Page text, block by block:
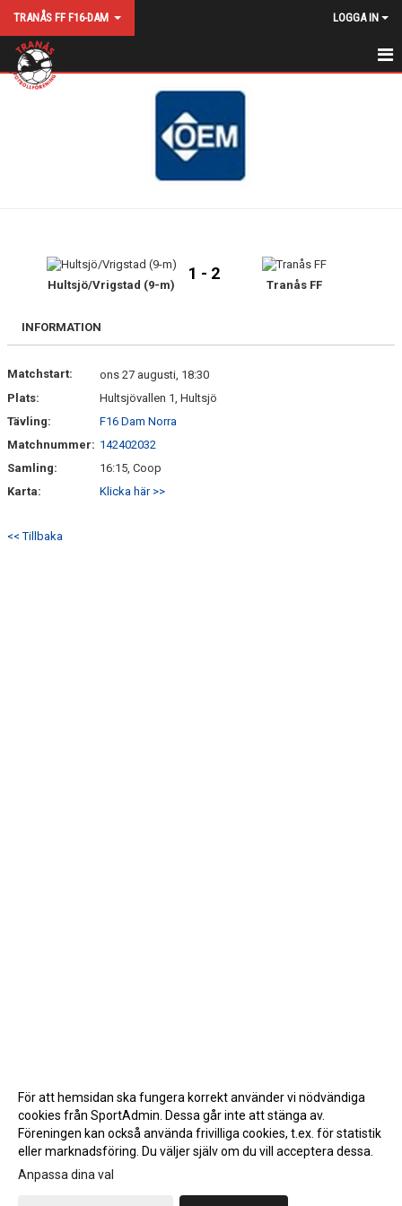
TRANÅS FF F16-DAM LOGGA IN
HEM
BILDGALLERI
DOKUMENT
Hultsjö/Vrigstad (9-m)
1 - 2
Tranås FF
INFORMATION
Matchstart:
ons 27 augusti, 18:30
Plats:
Hultsjövallen 1, Hultsjö
Tävling:
F16 Dam Norra
Matchnummer: 142402032
Samling:
16:15, Coop
Karta:
Klicka här >>
<< Tillbaka
Gå till Webbversion
För att hemsidan ska fungera korrekt använder vi nödvändiga
cookies från SportAdmin. Dessa går inte att stänga av.
Föreningen kan också använda frivilliga cookies, t.ex. för statistik
eller marknadsföring. Du väljer själv om du vill acceptera dessa.
Anpassa dina val